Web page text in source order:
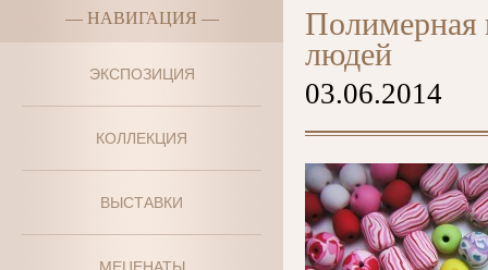
— НАВИГАЦИЯ —
ЭКСПОЗИЦИЯ
КОЛЛЕКЦИЯ
ВЫСТАВКИ
Полимерная
людей
03.06.2014